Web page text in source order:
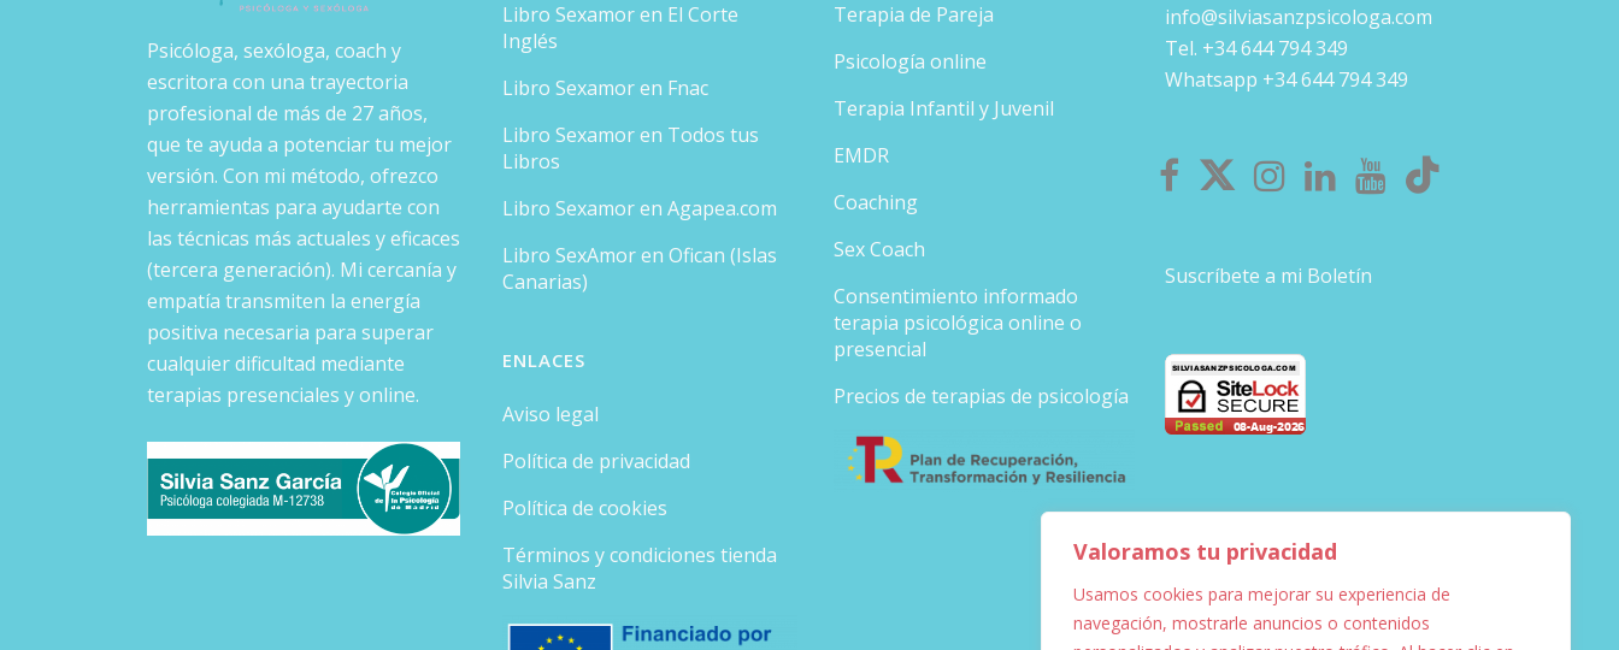
Valoramos tu privacidad
Usamos cookies para mejorar su experiencia de
navegación, mostrarle anuncios o contenidos
Psicóloga, sexóloga, coach y
escritora con una trayectoria
profesional de más de 27 años,
que te ayuda a potenciar tu mejor
versión. Con mi método, ofrezco
herramientas para ayudarte con
las técnicas más actuales y eficaces
(tercera generación). Mi cercanía y
empatía transmiten la energía
positiva necesaria para superar
cualquier dificultad mediante
terapias presenciales y online.
Libro Sexamor en El Corte
Inglés
Libro Sexamor en Fnac
Libro Sexamor en Todos tus
Libros
Libro Sexamor en Agapea.com
Libro SexAmor en Ofican (Islas
Canarias)
ENLACES
Aviso legal
Política de privacidad
Política de cookies
Términos y condiciones tienda
Silvia Sanz
Terapia de Pareja
Psicología online
Terapia Infantil y Juvenil
EMDR
Coaching
Sex Coach
Consentimiento informado
terapia psicológica online o
presencial
Precios de terapias de psicología
info@silviasanzpsicologa.com
Tel. +34 644 794 349
Whatsapp +34 644 794 349
Suscríbete a mi Boletín